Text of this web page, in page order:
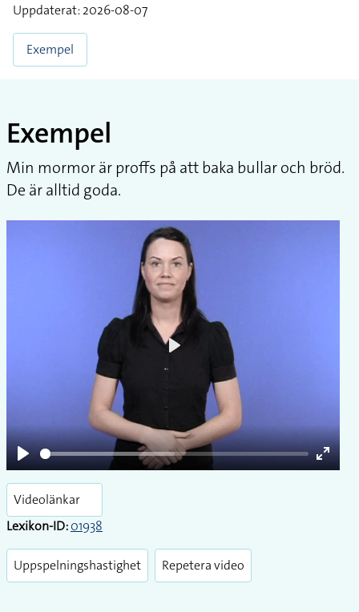
Uppdaterat: 2026-08-07
Exempel
Exempel
Min mormor är proffs på att baka bullar och bröd.
De är alltid goda.
Play
Enter
Videolänkar
Lexikon-ID:01938
Uppspelningshastighet Repetera video